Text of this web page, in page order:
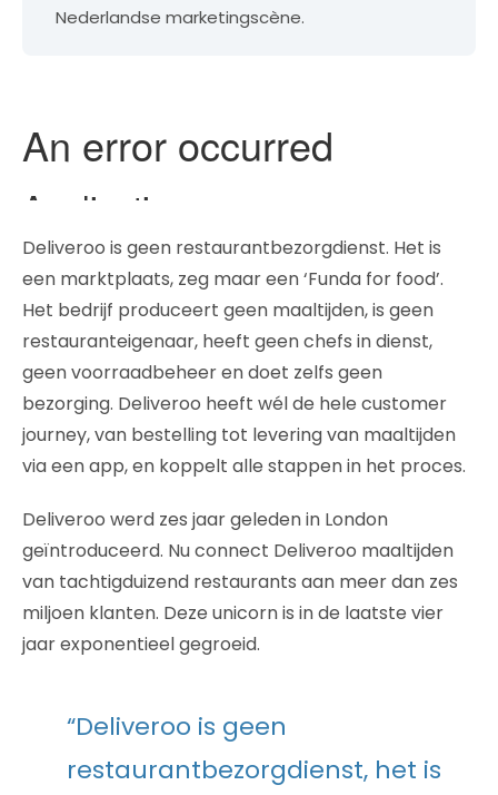
Nederlandse marketingscène.
Deliveroo is geen restaurantbezorgdienst. Het is
een marktplaats, zeg maar een ‘Funda for food’.
Het bedrijf produceert geen maaltijden, is geen
restauranteigenaar, heeft geen chefs in dienst,
geen voorraadbeheer en doet zelfs geen
bezorging. Deliveroo heeft wél de hele customer
journey, van bestelling tot levering van maaltijden
via een app, en koppelt alle stappen in het proces.
Deliveroo werd zes jaar geleden in London
geïntroduceerd. Nu connect Deliveroo maaltijden
van tachtigduizend restaurants aan meer dan zes
miljoen klanten. Deze unicorn is in de laatste vier
jaar exponentieel gegroeid.
“Deliveroo is geen
restaurantbezorgdienst, het is